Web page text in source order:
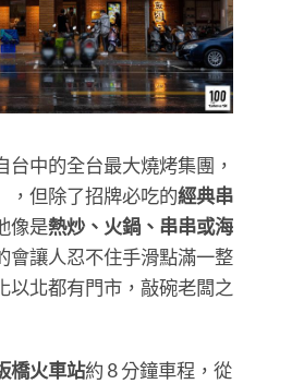
台中的全台最大燒烤集團，
，但除了招牌必吃的經典串
像是熱炒、火鍋、串串或海
會讓人忍不住手滑點滿一整
以北都有門市，敲碗老闆之
橋火車站約 8 分鐘車程，從